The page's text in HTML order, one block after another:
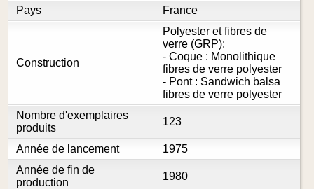
Pays
France
Construction
Polyester et fibres de
verre (GRP):
- Coque : Monolithique
fibres de verre polyester
- Pont : Sandwich balsa
fibres de verre polyester
Nombre d'exemplaires
produits
123
Année de lancement
1975
Année de fin de
production
1980